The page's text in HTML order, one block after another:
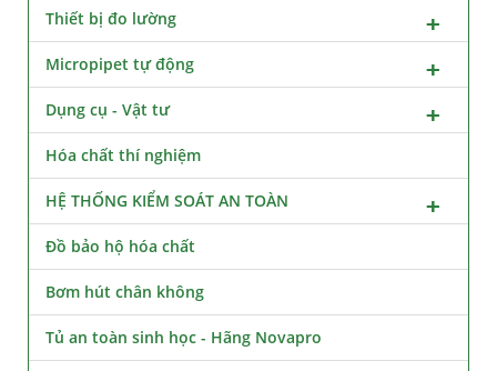
Thiết bị đo lường
Micropipet tự động
Dụng cụ - Vật tư
Hóa chất thí nghiệm
HỆ THỐNG KIỂM SOÁT AN TOÀN
Đồ bảo hộ hóa chất
Bơm hút chân không
Tủ an toàn sinh học - Hãng Novapro